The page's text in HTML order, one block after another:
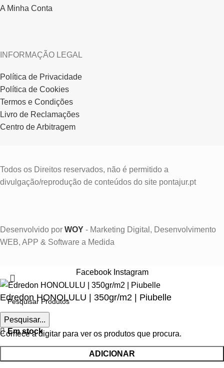
A Minha Conta
INFORMAÇÃO LEGAL
Política de Privacidade
Política de Cookies
Termos e Condições
Livro de Reclamações
Centro de Arbitragem
Todos os Direitos reservados, não é permitido a
divulgação/reprodução de conteúdos do site pontajur.pt
Desenvolvido por WOY - Marketing Digital, Desenvolvimento
WEB, APP & Software a Medida
Pesquisar...
Comece a digitar para ver os produtos que procura.
Facebook Instagram
Edredon HONOLULU | 350gr/m2 | Piubelle
120.00
Em stock
ADICIONAR